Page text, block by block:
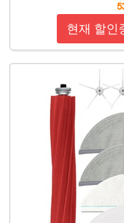
현재 할인